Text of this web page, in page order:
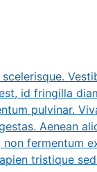
id fringilla
pulvinar.
Aenean
fermentum
tristique